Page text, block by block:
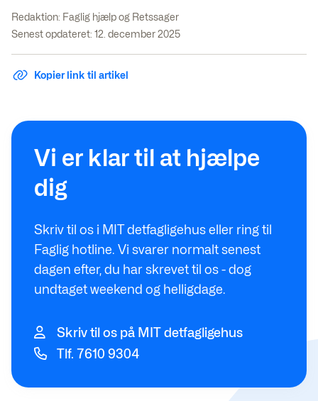
Redaktion: Faglig hjælp og Retssager
Senest opdateret: 12. december 2025
Kopier link til artikel
Vi er klar til at hjælpe
dig
Skriv til os i MIT detfagligehus eller ring til
Faglig hotline. Vi svarer normalt senest
dagen efter, du har skrevet til os - dog
undtaget weekend og helligdage.
Skriv til os på MIT detfagligehus
Tlf. 7610 9304